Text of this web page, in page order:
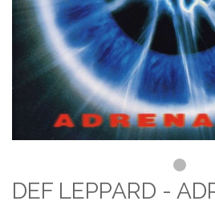
DEF LEPPARD -